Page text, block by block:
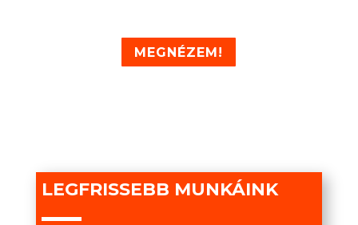
MEGNÉZEM!
LEGFRISSEBB MUNKÁINK